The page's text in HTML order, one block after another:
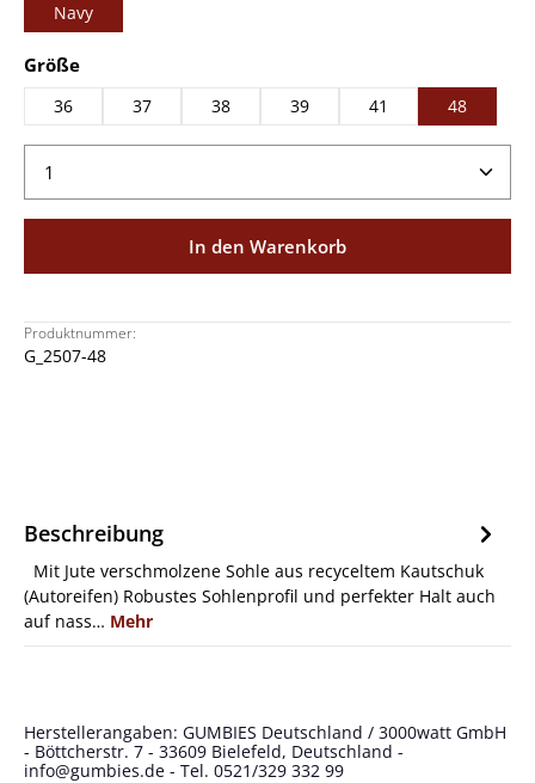
Navy
Größeauswählen
36 37 38 39 41 48
Produkt Anzahl: Gib den gewünschten Wert ein
In den Warenkorb
Produktnummer:
G_2507-48
Beschreibung
Mit Jute verschmolzene Sohle aus recyceltem Kautschuk
(Autoreifen) Robustes Sohlenprofil und perfekter Halt auch
auf nass… Mehr
Herstellerangaben: GUMBIES Deutschland / 3000watt GmbH
- Böttcherstr. 7 - 33609 Bielefeld, Deutschland -
info@gumbies.de - Tel. 0521/329 332 99